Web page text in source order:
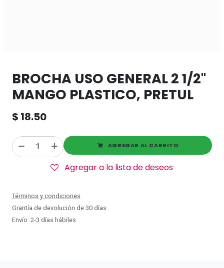
BROCHA USO GENERAL 2 1/2"
MANGO PLASTICO, PRETUL
$ 18.50
AGREGAR AL CARRITO
Agregar a la lista de deseos
Términos y condiciones
Grantía de devolución de 30 días
Envío: 2-3 días hábiles